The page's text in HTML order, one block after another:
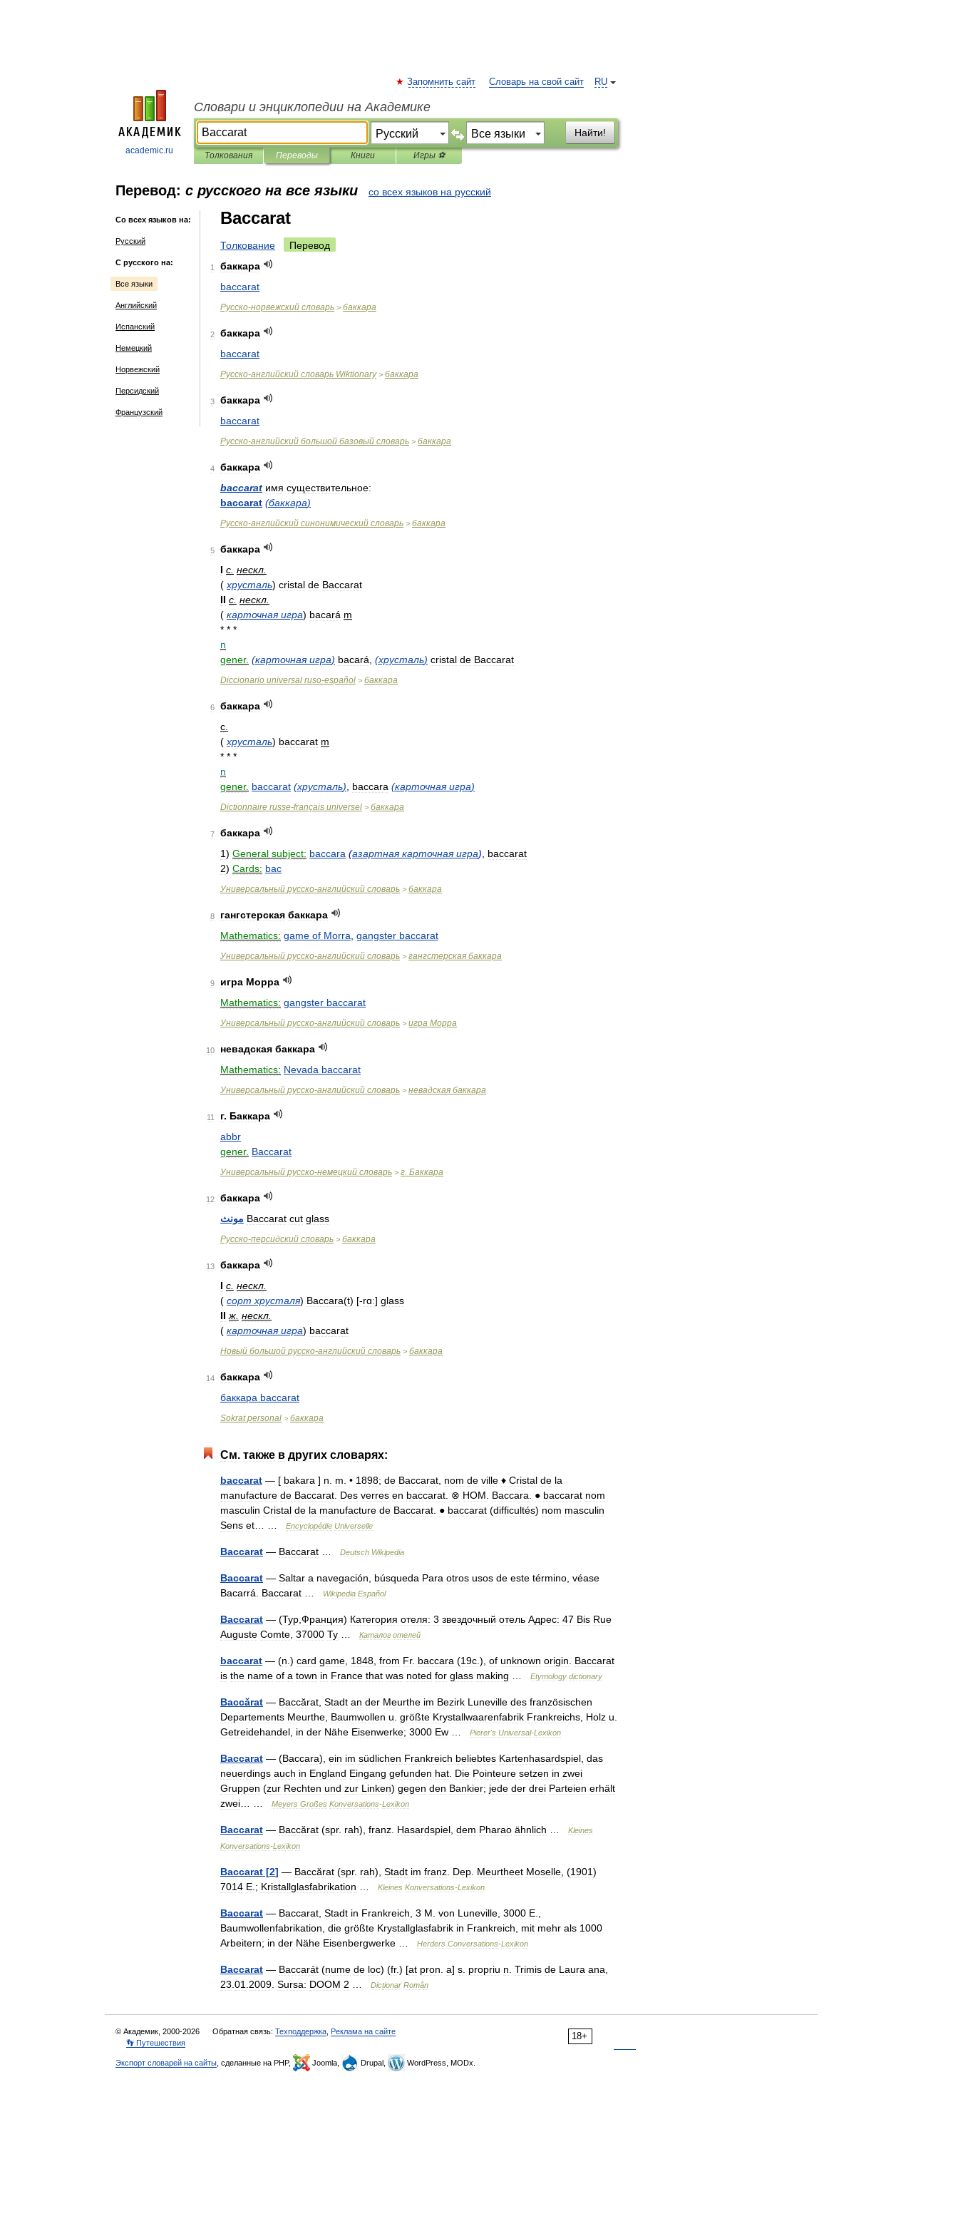
academic.ru
RU
Запомнить сайт Словарь на свой сайт
Словари и энциклопедии на Академике
Найти!
Толкования Переводы Книги Игры ⚽
Перевод: с русского на все языки со всех языков на русский
Со всех языков на:
Русский
С русского на:
Все языки
Английский
Испанский
Немецкий
Норвежский
Персидский
Французский
Baccarat
Толкование Перевод
1
баккара
baccarat
Русско-норвежский словарь > баккара
2
баккара
baccarat
Русско-английский словарь Wiktionary> баккара
3
баккара
baccarat
Русско-английский большой базовый словарь > баккара
4
баккара
baccarat имя существительное:
baccarat (баккара)
Русско-английский синонимический словарь > баккара
5
баккара
I с нескл
( хрусталь) cristal de Baccarat
II с нескл
( карточная игра) bacará m
* * *
n
gener. (карточная игра) bacará (хрусталь) cristal de Baccarat
Diccionario universal ruso-español > баккара
6
баккара
с
( хрусталь) baccarat m
* * *
n
gener. baccarat (хрусталь) baccara (карточная игра)
Dictionnaire russe-français universel > баккара
7
баккара
1) General subject: baccara (азартная карточная игра)
baccarat
2) Cards: bac
Универсальный русско-английский словарь > баккара
8 гангстерская баккара
Mathematics: game of Morra gangster baccarat
Универсальный русско-английский словарь > гангстерская баккара
9 игра Морра
Mathematics: gangster baccarat
Универсальный русско-английский словарь > игра Морра
10 невадская баккара
Mathematics: Nevada baccarat
Универсальный русско-английский словарь > невадская баккара
11 г. Баккара
abbr
gener. Baccarat
Универсальный русско-немецкий словарь > г. Баккара
12
баккара
مونث Baccarat cut glass
Русско-персидский словарь > баккара
13
баккара
I с нескл
( сорт хрусталя) Baccara(t) [-rɑː] glass
II ж нескл
( карточная игра) baccarat
Новый большой русско-английский словарь > баккара
14
баккара
баккара baccarat
Sokrat personal > баккара
См. также в других словарях:
baccarat — [ bakara ] n m . • 1898; de Baccarat nom de ville ♦ Cristal de la
manufacture de Baccarat Des verres en baccarat ⊗ HOM Baccara ● baccarat nom
masculin Cristal de la manufacture de Baccarat ● baccarat (difficultés) nom masculin
Sens et Encyclopédie Universelle
Baccarat — Baccarat Deutsch Wikipedia
Baccarat — Saltar a navegación búsqueda Para otros usos de este término véase
Bacarrá
Baccarat Wikipedia Español
Baccarat — (Тур Франция) Категория отеля: 3 звездочный отель Адрес: 47 Bis Rue
Auguste Comte 37000 Ту Каталог отелей
baccarat — (n .) card game 1848 from Fr. baccara (19c .), of unknown origin
Baccarat
is the name of a town in France that was noted for glass making Etymology dictionary
Baccărat — Baccărat Stadt an der Meurthe im Bezirk Luneville des französischen
Departements Meurthe Baumwollen u größte Krystallwaarenfabrik Frankreichs Holz u
Getreidehandel in der Nähe Eisenwerke; 3000 Ew Pierer's Universal-Lexikon
Baccarat — (Baccara), ein im südlichen Frankreich beliebtes Kartenhasardspiel das
neuerdings auch in England Eingang gefunden hat Die Pointeure setzen in zwei
Gruppen (zur Rechten und zur Linken) gegen den Bankier; jede der drei Parteien erhält
zwei
Meyers Großes Konversations-Lexikon
Baccarat — Baccărat (spr. rah), franz Hasardspiel dem Pharao ähnlich
Kleines
Konversations-Lexikon
Baccarat [2] — Baccărat (spr. rah), Stadt im franz Dep Meurtheet Moselle , (1901)
7014 E .; Kristallglasfabrikation Kleines Konversations-Lexikon
Baccarat — Baccarat Stadt in Frankreich 3 M von Luneville 3000 E
Baumwollenfabrikation die größte Krystallglasfabrik in Frankreich mit mehr als 1000
Arbeitern; in der Nähe Eisenbergwerke Herders Conversations-Lexikon
Baccarat — Baccarát (nume de loc) (fr.) [at pron a] s propriu n Trimis de Laura ana
23 01 2009 Sursa: DOOM 2 Dicționar Român
18+
© Академик, 2000-2026 Обратная связь: Техподдержка Реклама на сайте
👣 Путешествия
Экспорт словарей на сайты , сделанные на PHP, Joomla, Drupal, WordPress, MODx.